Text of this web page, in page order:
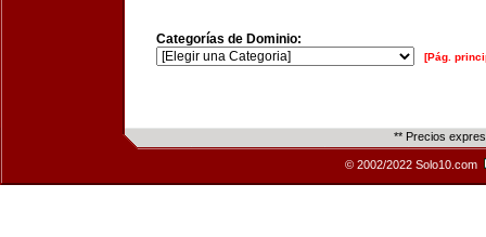
Categorías de Dominio:
[Pág.
** Precios
© 2002/2022 Solo10.com